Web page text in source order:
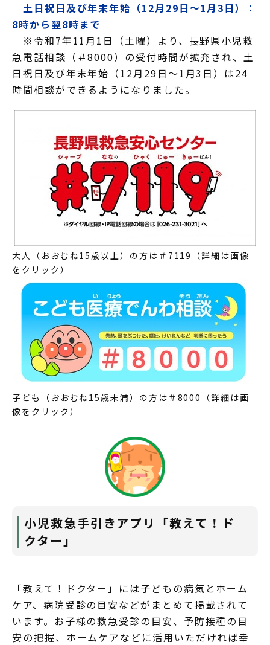
土日祝日及び年末年始（12月29日～1月3日）：
8時から翌8時まで
※令和7年11月1日（土曜）より、長野県小児救
急電話相談（＃8000）の受付時間が拡充され、土
日祝日及び年末年始（12月29日～1月3日）は24
時間相談ができるようになりました。
大人（おおむね15歳以上）の方は＃7119（詳細は画像
をクリック）
子ども（おおむね15歳未満）の方は＃8000（詳細は画
像をクリック）
小児救急手引きアプリ「教えて！ド
クター」
「教えて！ドクター」には子どもの病気とホーム
ケア、病院受診の目安などがまとめて掲載されて
います。お子様の救急受診の目安、予防接種の目
安の把握、ホームケアなどに活用いただければ幸